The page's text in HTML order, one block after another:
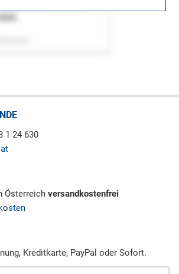
1 24 630
Österreich versandkostenfrei
Kreditkarte, PayPal oder Sofort.